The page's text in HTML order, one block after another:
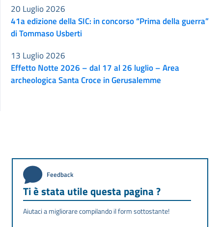
41a edizione della SIC: in concorso “Prima della guerra”
di Tommaso Usberti
20 Luglio 2026
Effetto Notte 2026 – dal 17 al 26 luglio – Area
archeologica Santa Croce in Gerusalemme
13 Luglio 2026
Feedback
Ti è stata utile questa pagina ?
Aiutaci a migliorare compilando il form sottostante!